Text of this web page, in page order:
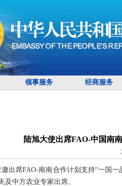
领事服务 经商服务
陆旭大使出席FAO-中国南
出席FAO-南南合作计划支持“一国
及中方农业专家出席。